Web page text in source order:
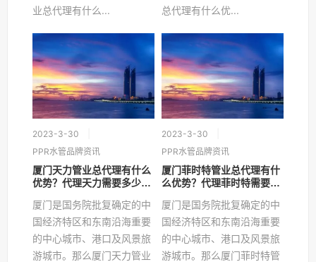
业总代理有什么...
总代理有什么优...
2023-3-30
PPR水管品牌资讯
厦门天力管业总代理有什么
优势？代理天力需要多少
厦门是国务院批复确定的中
国经济特区和东南沿海重要
的中心城市、港口及风景旅
游城市。那么厦门天力管业
2023-3-30
PPR水管品牌资讯
厦门菲时特管业总代理有什
么优势？代理菲时特需要多
厦门是国务院批复确定的中
国经济特区和东南沿海重要
的中心城市、港口及风景旅
游城市。那么厦门菲时特管